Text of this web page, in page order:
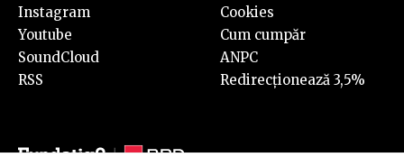
Instagram
Youtube
SoundCloud
RSS
Cookies
Cum cumpăr
ANPC
Redirecționează 3,5%